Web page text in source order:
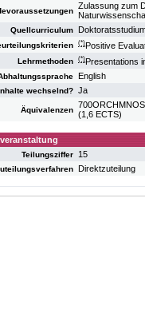
Zulassung zum
Quellcurriculum
(*)Positive
Lehrmethoden (*)Presentations
English
wechselnd? Ja
Äquivalenzen (1,6 ECTS)
Teilungsziffer 15
Direktzuteilung